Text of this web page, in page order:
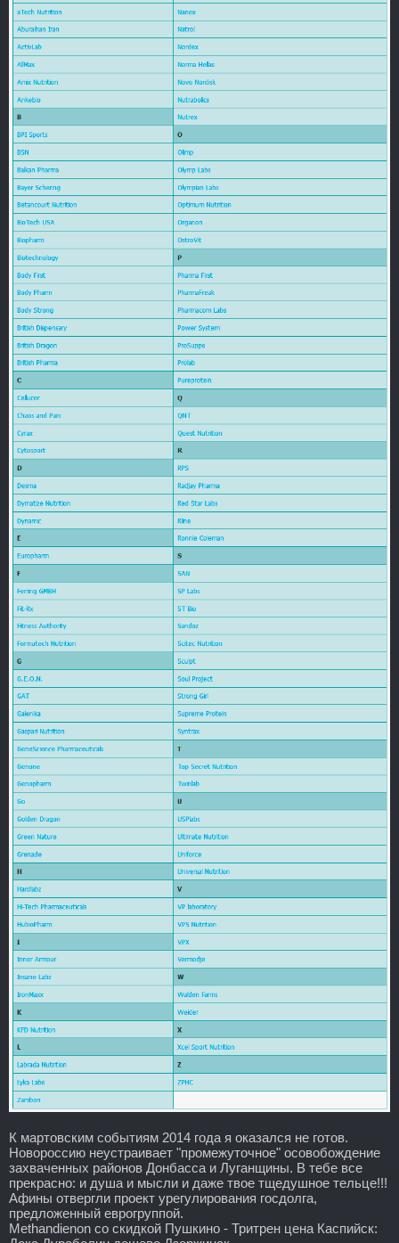
К мартовским событиям 2014 года я оказался не готов.
Новороссию неустраивает "промежуточное" осовобождение
захваченных районов Донбасса и Луганщины. В тебе все
прекрасно: и душа и мысли и даже твое тщедушное тельце!!!
Афины отвергли проект урегулирования госдолга,
предложенный еврогруппой.
Methandienon со скидкой Пушкино - Тритрен цена Каспийск: